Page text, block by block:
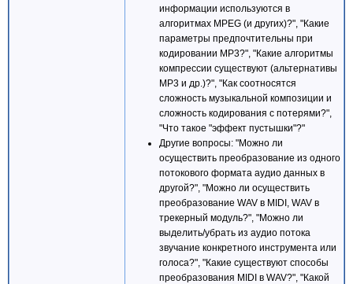
const int nBarSize = 53;
static char bar[nBarSize + 1];
int nFilled = int(pos * nBarSize /
memset(bar, 0xDB,
memset(bar + nFilled, 0xB0,
bar[nBarSize] = 0;
printf("\r[%03d:%05.2f /
(int)floor(pos / 60.0), pos - 60.0
(int)floor(len / 60.0), len - 60.0
if(pos >= len)
break;
pimc->Pause();
pimc->StopWhenReady();
hr = S_OK;
}__finally {
HELPER_RELEASE(piba);
информации используются в
алгоритмах MPEG (и других)?", "Какие
параметры предпочтительны при
кодировании MP3?", "Какие алгоритмы
компрессии существуют (альтернативы
MP3 и др.)?", "Как соотносятся
сложность музыкальной композиции и
сложность кодирования с потерями?",
"Что такое "эффект пустышки"?"
Другие вопросы: "Можно ли
осуществить преобразование из одного
потокового формата аудио данных в
другой?", "Можно ли осуществить
преобразование WAV в MIDI, WAV в
трекерный модуль?", "Можно ли
выделить/убрать из аудио потока
звучание конкретного инструмента или
голоса?", "Какие существуют способы
преобразования MIDI в WAV?", "Какой